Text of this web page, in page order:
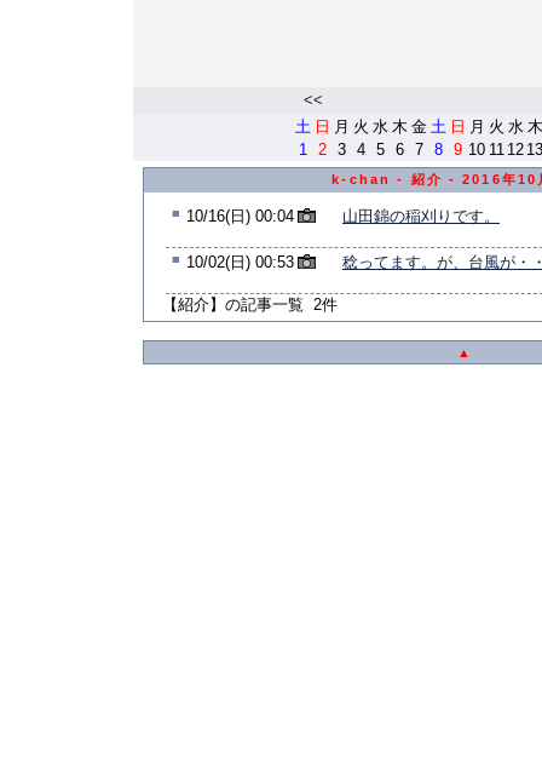
<<
土 日 月 火 水 木 金 土 日 月 火 水 木
1
2 3 4 5 6 7 8 9 10 11 12 13
k-chan - 紹介 - 2016年10
■ 10/16(日) 00:04 山田錦の稲刈りです。
■ 10/02(日) 00:53 稔ってます。が、台風が・
【紹介】の記事一覧 2件
▲